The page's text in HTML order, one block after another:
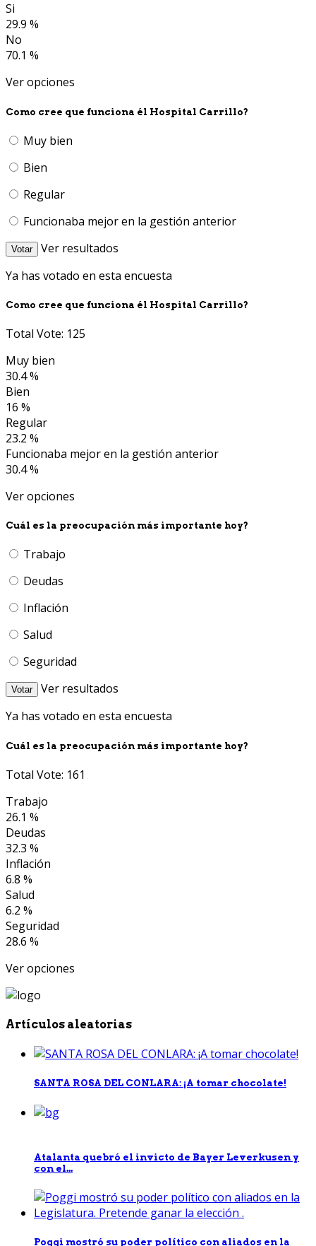
Si
29.9 %
No
70.1 %
Ver opciones
Como cree que funciona él Hospital Carrillo?
Muy bien
Bien
Regular
Funcionaba mejor en la gestión anterior
Votar
Ver resultados
Ya has votado en esta encuesta
Como cree que funciona él Hospital Carrillo?
Total Vote: 125
Muy bien
30.4 %
Bien
16 %
Regular
23.2 %
Funcionaba mejor en la gestión anterior
30.4 %
Ver opciones
Cuál es la preocupación más importante hoy?
Trabajo
Deudas
Inflación
Salud
Seguridad
Votar
Ver resultados
Ya has votado en esta encuesta
Cuál es la preocupación más importante hoy?
Total Vote: 161
Trabajo
26.1 %
Deudas
32.3 %
Inflación
6.8 %
Salud
6.2 %
Seguridad
28.6 %
Ver opciones
Artículos aleatorias
SANTA ROSA DEL CONLARA: ¡A tomar chocolate!
Atalanta quebró el invicto de Bayer Leverkusen y
con el...
Poggi mostró su poder político con aliados en la